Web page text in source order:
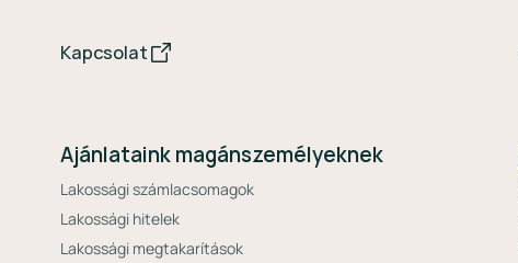
Kapcsolat
Ajánlataink magánszemélyeknek
Lakossági számlacsomagok
Lakossági hitelek
Lakossági megtakarítások